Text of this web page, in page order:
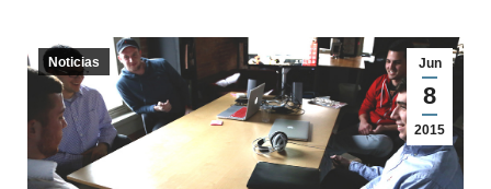
Jun
8
2015
Noticias